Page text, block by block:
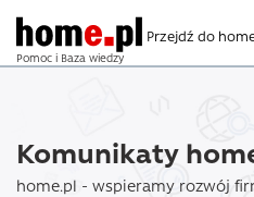
Pomoc i Baza wiedzy
Przejdź do
Komunikaty
home.pl - wspieramy rozwój